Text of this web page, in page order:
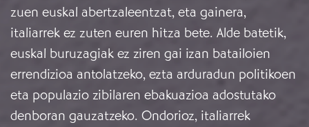
zuen euskal abertzaleentzat, eta gainera,
italiarrek ez zuten euren hitza bete. Alde batetik,
euskal buruzagiak ez ziren gai izan batailoien
errendizioa antolatzeko, ezta arduradun politikoen
eta populazio zibilaren ebakuazioa adostutako
denboran gauzatzeko. Ondorioz, italiarrek